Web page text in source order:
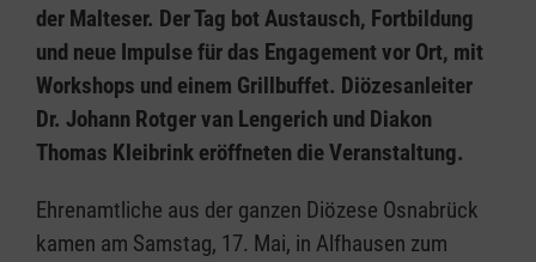
der Malteser. Der Tag bot Austausch, Fortbildung
und neue Impulse für das Engagement vor Ort, mit
Workshops und einem Grillbuffet. Diözesanleiter
Dr. Johann Rotger van Lengerich und Diakon
Thomas Kleibrink eröffneten die Veranstaltung.
Ehrenamtliche aus der ganzen Diözese Osnabrück
kamen am Samstag, 17. Mai, in Alfhausen zum